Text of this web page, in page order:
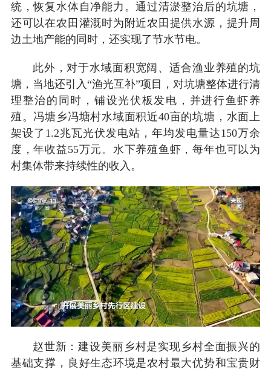
统，恢复水体自净能力。通过清淤整治后的坑塘，
还可以在农田灌溉时为附近农田提供水源，提升周
边土地产能的同时，还实现了节水节电。
此外，对于水域面积宽阔、适合渔业养殖的坑
塘，当地还引入“渔光互补”项目，对坑塘整体进行清
理整治的同时，铺设光伏板发电，并进行鱼虾养
殖。冯塘乡冯塘村水域面积近40亩的坑塘，水面上
架设了1.2兆瓦光伏发电站，年均发电量达150万余
度，年收益55万元。水下养殖鱼虾，每年也可以为
村集体带来持续性的收入。
赵世新：建设美丽乡村是实现乡村全面振兴的
基础支撑，良好生态环境是农村最大优势和宝贵财